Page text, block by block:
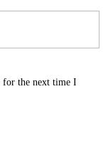
for the next time I